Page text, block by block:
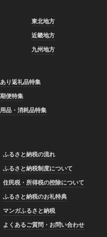
東北地方
近畿地方
九州地方
り返礼品特集
便特集
品・消耗品特集
ふるさと納税の流れ
ふるさと納税制度について
住民税・所得税の控除について
ふるさと納税のお礼特典
マンガふるさと納税
よくあるご質問・お問い合わせ